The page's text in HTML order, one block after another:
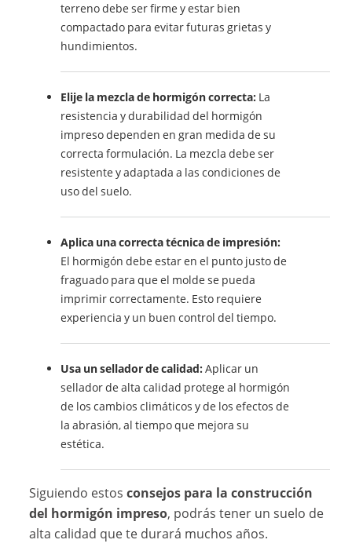
terreno debe ser firme y estar bien
compactado para evitar futuras grietas y
hundimientos.
Elije la mezcla de hormigón correcta: La
resistencia y durabilidad del hormigón
impreso dependen en gran medida de su
correcta formulación. La mezcla debe ser
resistente y adaptada a las condiciones de
uso del suelo.
Aplica una correcta técnica de impresión:
El hormigón debe estar en el punto justo de
fraguado para que el molde se pueda
imprimir correctamente. Esto requiere
experiencia y un buen control del tiempo.
Usa un sellador de calidad:Aplicar un
sellador de alta calidad protege al hormigón
de los cambios climáticos y de los efectos de
la abrasión, al tiempo que mejora su
estética.
Siguiendo estosconsejos para la construcción
del hormigón impreso, podrás tener un suelo de
alta calidad que te durará muchos años.